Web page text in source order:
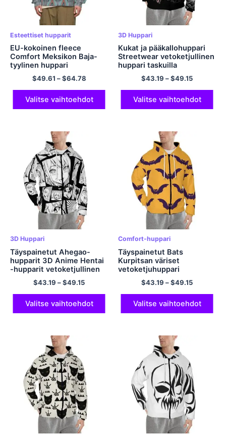
Esteettiset hupparit
EU-kokoinen fleece
Comfort Meksikon Baja-
tyylinen huppari
Ylikokoinen huppari
neulepusero
Polyesterihupparit miehille
ja naisille
$49.61 –$64.78
Valitse vaihtoehdot
3D Huppari
Kukat ja pääkallohuppari
Streetwear vetoketjullinen
huppari taskuilla
Polyesterihupparit
Halloween-huppari
$43.19 –$49.15
Valitse vaihtoehdot
3D Huppari
Täyspainetut Ahegao-
hupparit 3D Anime Hentai
-hupparit vetoketjullinen
polyesterihuppari taskuilla
$43.19 –$49.15
Valitse vaihtoehdot
Comfort-huppari
Täyspainetut Bats
Kurpitsan väriset
vetoketjuhuppari
Polyesteri Comfort
Halloween -huppari
miehille ja naisille
Halloween-lahjat
$43.19 –$49.15
Valitse vaihtoehdot